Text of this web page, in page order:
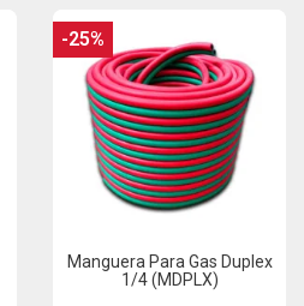
Manguera Para Gas Duplex
1/4 (MDPLX)
-25%